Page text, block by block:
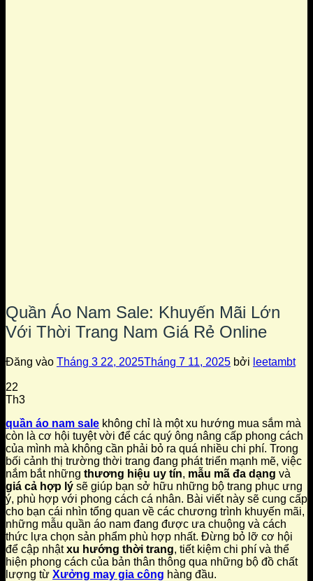
Quần Áo Nam Sale: Khuyến Mãi Lớn
Với Thời Trang Nam Giá Rẻ Online
Đăng vào Tháng 3 22, 2025Tháng 7 11, 2025 bởi leetambt
22
Th3
quần áo nam sale không chỉ là một xu hướng mua sắm mà
còn là cơ hội tuyệt vời để các quý ông nâng cấp phong cách
của mình mà không cần phải bỏ ra quá nhiều chi phí. Trong
bối cảnh thị trường thời trang đang phát triển mạnh mẽ, việc
nắm bắt những thương hiệu uy tín, mẫu mã đa dạng và
giá cả hợp lý sẽ giúp bạn sở hữu những bộ trang phục ưng
ý, phù hợp với phong cách cá nhân. Bài viết này sẽ cung cấp
cho bạn cái nhìn tổng quan về các chương trình khuyến mãi,
những mẫu quần áo nam đang được ưa chuộng và cách
thức lựa chọn sản phẩm phù hợp nhất. Đừng bỏ lỡ cơ hội
để cập nhậtxu hướng thời trang, tiết kiệm chi phí và thể
hiện phong cách của bản thân thông qua những bộ đồ chất
lượng từ Xưởng may gia công hàng đầu.